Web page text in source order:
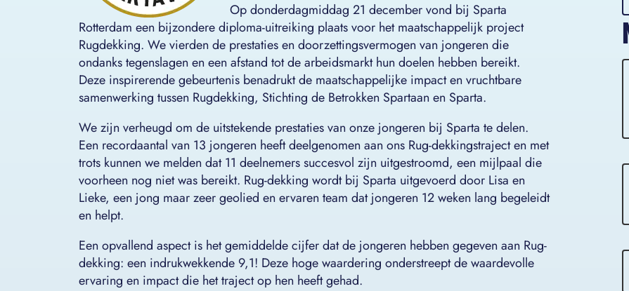
Op donderdagmiddag 21 december vond bij Sparta
Rotterdam een bijzondere diploma-uitreiking plaats voor het maatschappelijk project
Rugdekking. We vierden de prestaties en doorzettingsvermogen van jongeren die
ondanks tegenslagen en een afstand tot de arbeidsmarkt hun doelen hebben bereikt.
Deze inspirerende gebeurtenis benadrukt de maatschappelijke impact en vruchtbare
samenwerking tussen Rugdekking, Stichting de Betrokken Spartaan en Sparta.
We zijn verheugd om de uitstekende prestaties van onze jongeren bij Sparta te delen.
Een recordaantal van 13 jongeren heeft deelgenomen aan ons Rug-dekkingstraject en met
trots kunnen we melden dat 11 deelnemers succesvol zijn uitgestroomd, een mijlpaal die
voorheen nog niet was bereikt. Rug-dekking wordt bij Sparta uitgevoerd door Lisa en
Lieke, een jong maar zeer geolied en ervaren team dat jongeren 12 weken lang begeleidt
en helpt.
Een opvallend aspect is het gemiddelde cijfer dat de jongeren hebben gegeven aan Rug-
dekking: een indrukwekkende 9,1! Deze hoge waardering onderstreept de waardevolle
ervaring en impact die het traject op hen heeft gehad.